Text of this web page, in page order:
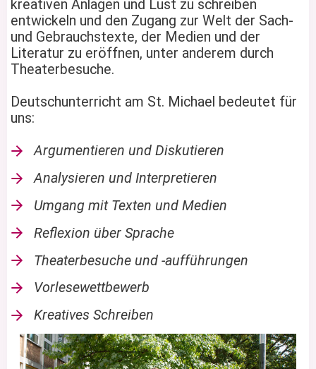
kreativen Anlagen und Lust zu schreiben
entwickeln und den Zugang zur Welt der Sach-
und Gebrauchstexte, der Medien und der
Literatur zu eröffnen, unter anderem durch
Theaterbesuche.
Deutschunterricht am St. Michael bedeutet für
uns:
Argumentieren und Diskutieren
Analysieren und Interpretieren
Umgang mit Texten und Medien
Reflexion über Sprache
Theaterbesuche und -aufführungen
Vorlesewettbewerb
Kreatives Schreiben